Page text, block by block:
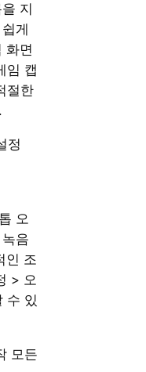
지
게
화면
임 캡
절한
정
오
음
인 조
> 오
수 있
모든